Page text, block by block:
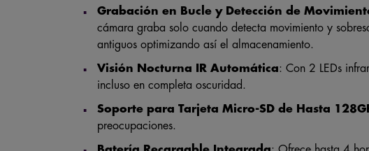
Grabación en Bucle y Detección de
cámara graba solo cuando detecta movimiento y
antiguos optimizando así el almacenamiento.
Visión Nocturna IR Automática: Con 2 LEDs
incluso en completa oscuridad.
Soporte para Tarjeta Micro-SD de Hasta
preocupaciones.